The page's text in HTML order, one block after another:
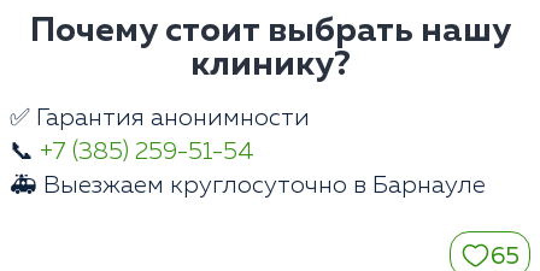
Почему стоит выбрать нашу
клинику?
✅ Гарантия анонимности
📞 +7 (385) 259-51-54
🚑 Выезжаем круглосуточно в Барнауле
65